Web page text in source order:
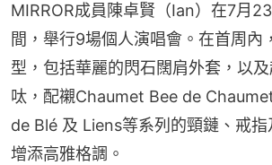
MIRROR成員陳卓賢（Ian）在7月
間，舉行9場個人演唱會。在首周內
型，包括華麗的閃石闊肩外套，以
呔，配襯Chaumet Bee de
de Blé 及 Liens等系列的頸鏈、戒
增添高雅格調。